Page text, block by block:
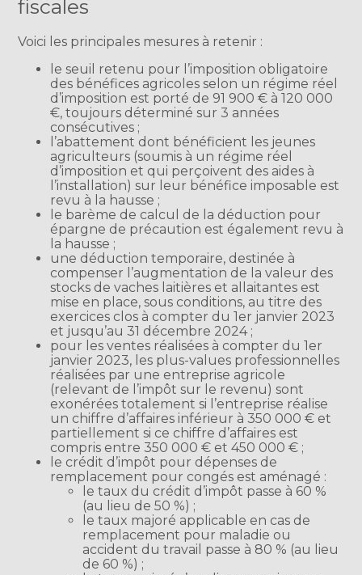
fiscales
Voici les principales mesures à retenir :
le seuil retenu pour l’imposition obligatoire
des bénéfices agricoles selon un régime réel
d’imposition est porté de 91 900 € à 120 000
€, toujours déterminé sur 3 années
consécutives ;
l’abattement dont bénéficient les jeunes
agriculteurs (soumis à un régime réel
d’imposition et qui perçoivent des aides à
l’installation) sur leur bénéfice imposable est
revu à la hausse ;
le barème de calcul de la déduction pour
épargne de précaution est également revu à
la hausse ;
une déduction temporaire, destinée à
compenser l’augmentation de la valeur des
stocks de vaches laitières et allaitantes est
mise en place, sous conditions, au titre des
exercices clos à compter du 1er janvier 2023
et jusqu’au 31 décembre 2024 ;
pour les ventes réalisées à compter du 1er
janvier 2023, les plus-values professionnelles
réalisées par une entreprise agricole
(relevant de l’impôt sur le revenu) sont
exonérées totalement si l’entreprise réalise
un chiffre d’affaires inférieur à 350 000 € et
partiellement si ce chiffre d’affaires est
compris entre 350 000 € et 450 000 € ;
le crédit d’impôt pour dépenses de
remplacement pour congés est aménagé :
le taux du crédit d’impôt passe à 60 %
(au lieu de 50 %) ;
le taux majoré applicable en cas de
remplacement pour maladie ou
accident du travail passe à 80 % (au lieu
de 60 %) ;